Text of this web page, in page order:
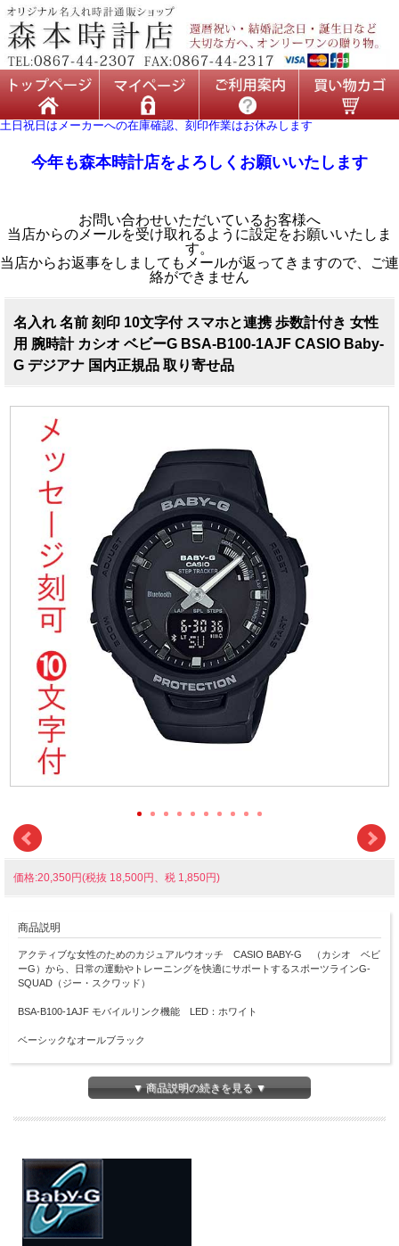
土日祝日はメーカーへの在庫確認、刻印作業はお休みします
今年も森本時計店をよろしくお願いいたします
お問い合わせいただいているお客様へ
当店からのメールを受け取れるように設定をお願いいたしま
す。
当店からお返事をしましてもメールが返ってきますので、ご連
絡ができません
名入れ 名前 刻印 10文字付 スマホと連携 歩数計付き 女性
用 腕時計 カシオ ベビーG BSA-B100-1AJF CASIO Baby-
G デジアナ 国内正規品 取り寄せ品
価格:20,350円(税抜 18,500円、税 1,850円)
商品説明
アクティブな女性のためのカジュアルウオッチ CASIO BABY-G （カシオ ベビ
ーG）から、日常の運動やトレーニングを快適にサポートするスポーツラインG-
SQUAD（ジー・スクワッド）
BSA-B100-1AJF モバイルリンク機能 LED：ホワイト
ベーシックなオールブラック
ー、ラップメモリー最大200本、一定時間の間に歩数が少ないとお知らせするステ
ップリマインダー機能など、日常の健康管理やスポーツ時に役立つ機能を搭載
カロリー算出や目標歩数設定、更にタイマーメニュー作成＋転送、5段階運動強度
付歩数ログ、ストップウオッチ計測データ保管、カレンダーでのデータ一括確認な
どが可能です
アプリ連携により、自動時刻修正など時計本来の機能も追求しています
▼ 商品説明の続きを見る ▼